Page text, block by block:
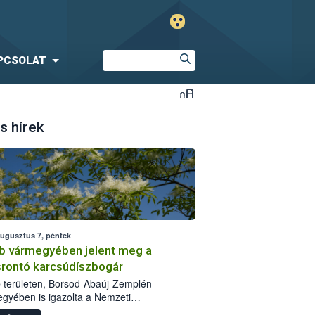
hírek
7, péntek
vármegyében jelent meg a
karcsúdíszbogár
területen, Borsod-Abaúj-Zemplén
is igazolta a Nemzeti
biztonsági Hivatal (Nébih) a